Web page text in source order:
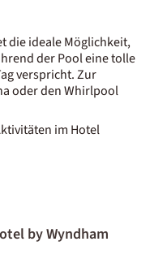
die ideale Möglichkeit,
der Pool eine tolle
verspricht. Zur
oder den Whirlpool
im Hotel
by Wyndham